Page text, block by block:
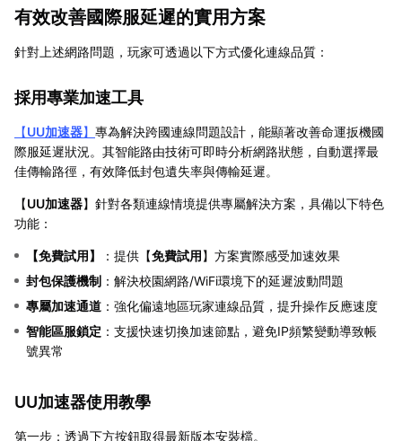
有效改善國際服延遲的實用方案
針對上述網路問題，玩家可透過以下方式優化連線品質：
採用專業加速工具
【UU加速器】 專為解決跨國連線問題設計，能顯著改善命運扳機國
際服延遲狀況。其智能路由技術可即時分析網路狀態，自動選擇最
佳傳輸路徑，有效降低封包遺失率與傳輸延遲。
【UU加速器】針對各類連線情境提供專屬解決方案，具備以下特色
功能：
【免費試用】 ：提供【免費試用】方案實際感受加速效果
封包保護機制 ：解決校園網路/WiFi環境下的延遲波動問題
專屬加速通道 ：強化偏遠地區玩家連線品質，提升操作反應速度
智能區服鎖定 ：支援快速切換加速節點，避免IP頻繁變動導致帳
號異常
UU加速器使用教學
第一步：透過下方按鈕取得最新版本安裝檔。